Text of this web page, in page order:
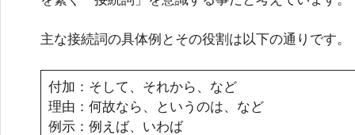
主な接続詞の具体例とその役割は以下の通りです。
付加：そして、それから、など
理由：何故なら、というのは、など
例示：例えば、いわば